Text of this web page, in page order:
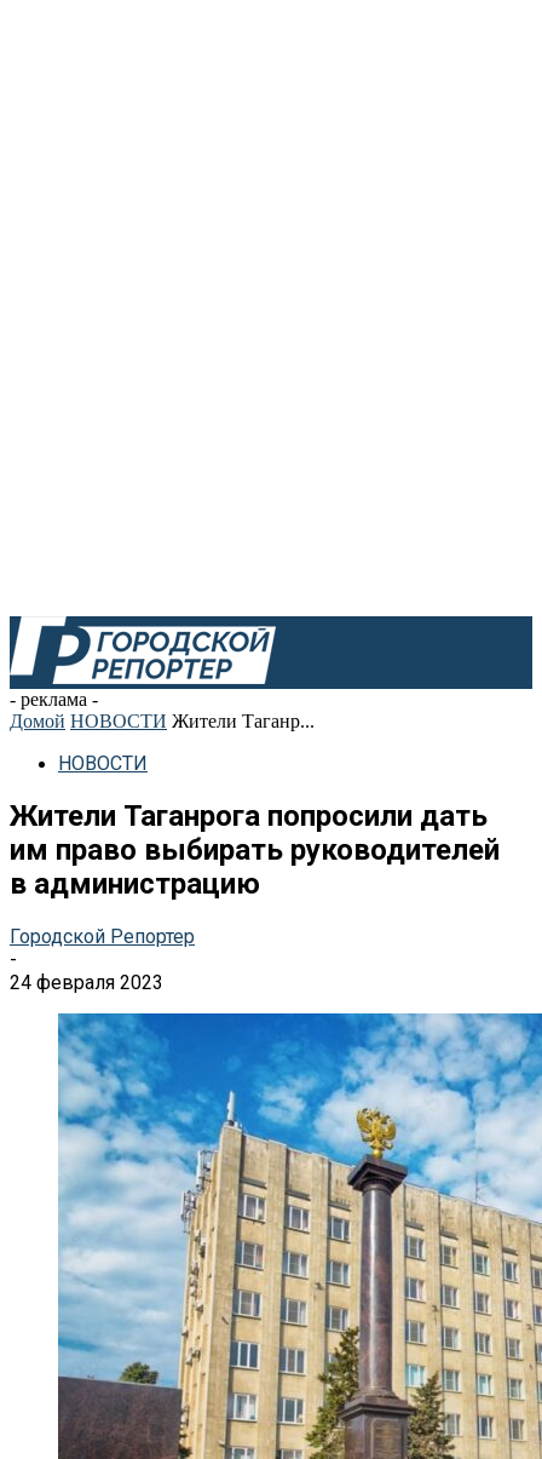
- реклама -
Домой НОВОСТИ Жители Таганр...
НОВОСТИ
Жители Таганрога попросили дать
им право выбирать руководителей
в администрацию
Городской Репортер
-
24 февраля 2023